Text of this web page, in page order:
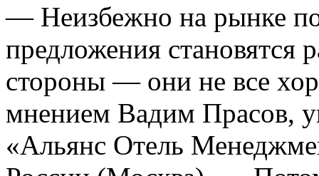
— Неизбежно на рынке
предложения становятся
стороны — они не все
мнением Вадим Прасов,
«Альянс Отель